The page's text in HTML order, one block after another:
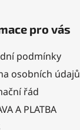
pro vás
podmínky
osobních údajů
řád
A PLATBA